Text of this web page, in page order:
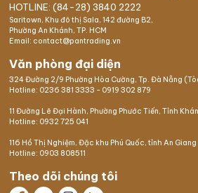
HOTLINE: (84-28) 3840 2222
Saritown, Khu đô thị Sala, 142 đường B2,
Phường An Khánh, TP. HCM
Email: contact@pantrading.vn
Văn phòng đại diện
324 Đường 2/9 Phường Hòa Cường, Tp. Đà Nẵng
Hotline: 0236 381 3333 - 0919 302 879
11 Đường Lê Đại Hành, Phường Phước Tiến, Tỉnh
Hotline: 0932 725 041
116 Hồ Thị Nghiệm, Đặc khu Phú Quốc, tỉnh An Giang
Hotline: 0903 808511
Theo dõi chúng tôi